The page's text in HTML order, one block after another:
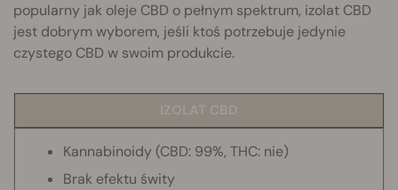
popularny jak oleje CBD o pełnym spektrum, izolat CBD
jest dobrym wyborem, jeśli ktoś potrzebuje jedynie
czystego CBD w swoim produkcie.
IZOLAT CBD
Kannabinoidy (CBD: 99%, THC: nie)
Brak efektu świty